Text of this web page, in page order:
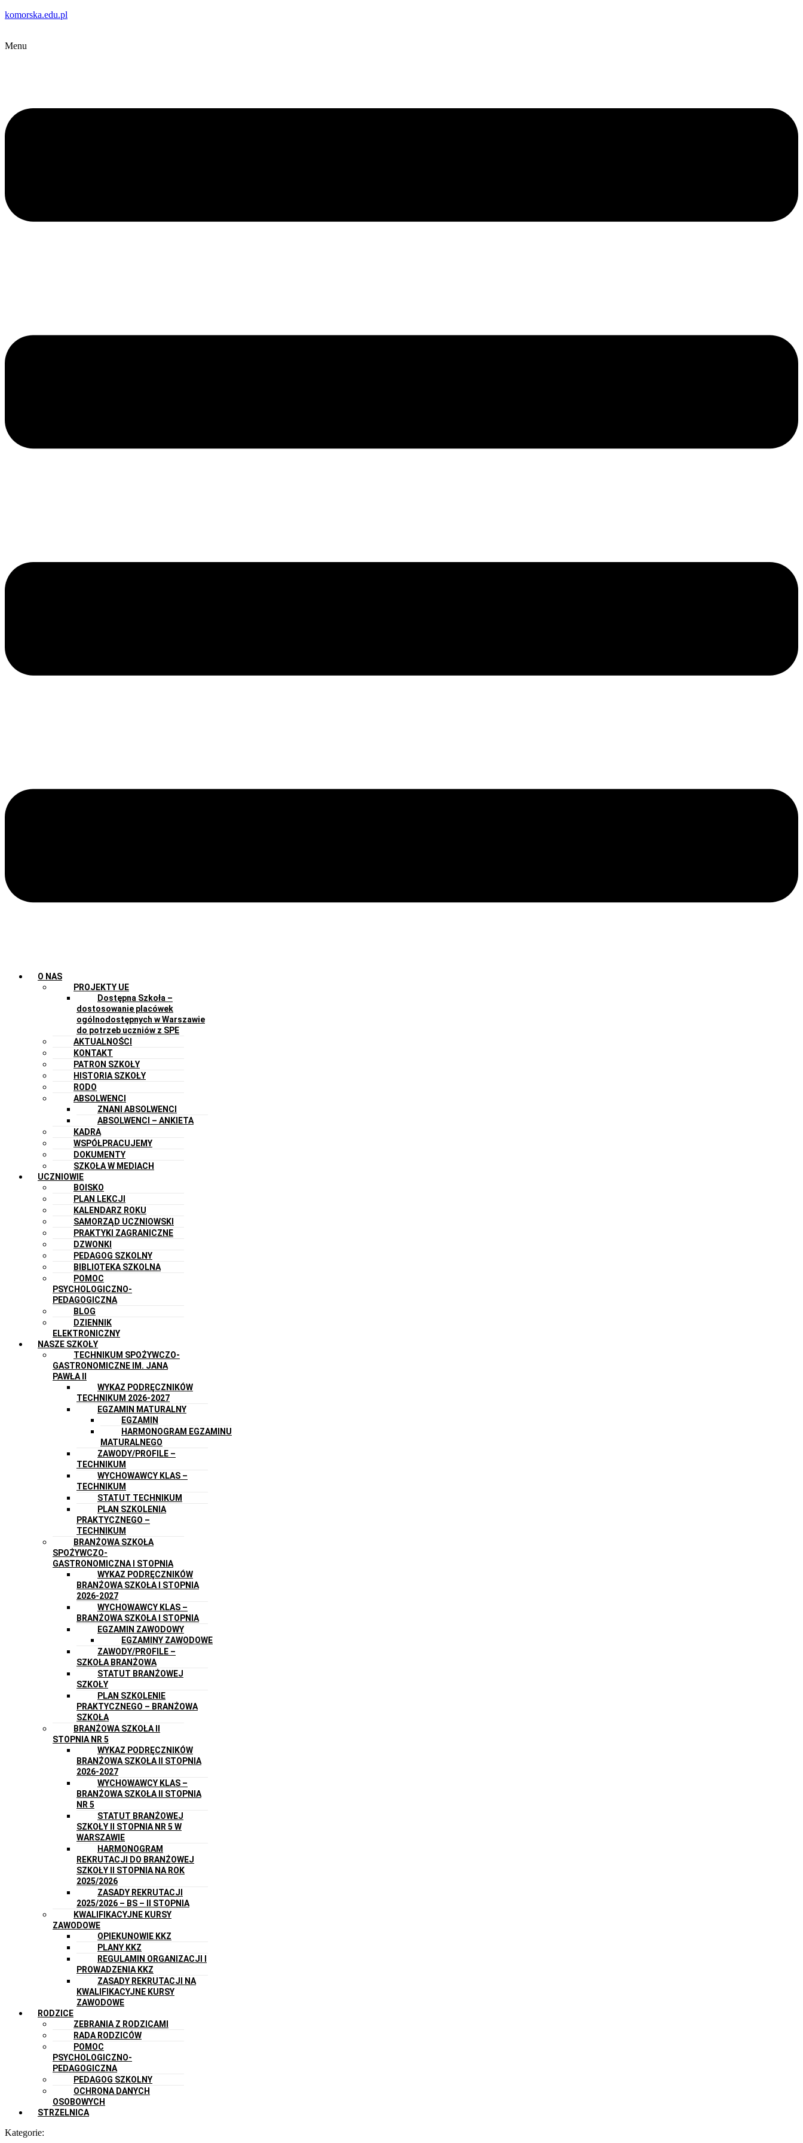
komorska.edu.pl
Menu
O NAS
PROJEKTY UE
Dostępna Szkoła –
dostosowanie placówek
ogólnodostępnych w Warszawie
do potrzeb uczniów z SPE
AKTUALNOŚCI
KONTAKT
PATRON SZKOŁY
HISTORIA SZKOŁY
RODO
ABSOLWENCI
ZNANI ABSOLWENCI
ABSOLWENCI – ANKIETA
KADRA
WSPÓŁPRACUJEMY
DOKUMENTY
SZKOŁA W MEDIACH
UCZNIOWIE
BOISKO
PLAN LEKCJI
KALENDARZ ROKU
SAMORZĄD UCZNIOWSKI
PRAKTYKI ZAGRANICZNE
DZWONKI
PEDAGOG SZKOLNY
BIBLIOTEKA SZKOLNA
POMOC
PSYCHOLOGICZNO-
PEDAGOGICZNA
BLOG
DZIENNIK
ELEKTRONICZNY
NASZE SZKOŁY
TECHNIKUM SPOŻYWCZO-
GASTRONOMICZNE IM. JANA
PAWŁA II
WYKAZ PODRĘCZNIKÓW
TECHNIKUM 2026-2027
EGZAMIN MATURALNY
EGZAMIN
HARMONOGRAM EGZAMINU
MATURALNEGO
ZAWODY/PROFILE –
TECHNIKUM
WYCHOWAWCY KLAS –
TECHNIKUM
STATUT TECHNIKUM
PLAN SZKOLENIA
PRAKTYCZNEGO –
TECHNIKUM
BRANŻOWA SZKOŁA
SPOŻYWCZO-
GASTRONOMICZNA I STOPNIA
WYKAZ PODRĘCZNIKÓW
BRANŻOWA SZKOŁA I STOPNIA
2026-2027
WYCHOWAWCY KLAS –
BRANŻOWA SZKOŁA I STOPNIA
EGZAMIN ZAWODOWY
EGZAMINY ZAWODOWE
ZAWODY/PROFILE –
SZKOŁA BRANŻOWA
STATUT BRANŻOWEJ
SZKOŁY
PLAN SZKOLENIE
PRAKTYCZNEGO – BRANŻOWA
SZKOŁA
BRANŻOWA SZKOŁA II
STOPNIA NR 5
WYKAZ PODRĘCZNIKÓW
BRANŻOWA SZKOŁA II STOPNIA
2026-2027
WYCHOWAWCY KLAS –
BRANŻOWA SZKOŁA II STOPNIA
NR 5
STATUT BRANŻOWEJ
SZKOŁY II STOPNIA NR 5 W
WARSZAWIE
HARMONOGRAM
REKRUTACJI DO BRANŻOWEJ
SZKOŁY II STOPNIA NA ROK
2025/2026
ZASADY REKRUTACJI
2025/2026 – BS – II STOPNIA
KWALIFIKACYJNE KURSY
ZAWODOWE
OPIEKUNOWIE KKZ
PLANY KKZ
REGULAMIN ORGANIZACJI I
PROWADZENIA KKZ
ZASADY REKRUTACJI NA
KWALIFIKACYJNE KURSY
ZAWODOWE
RODZICE
ZEBRANIA Z RODZICAMI
RADA RODZICÓW
POMOC
PSYCHOLOGICZNO-
PEDAGOGICZNA
PEDAGOG SZKOLNY
OCHRONA DANYCH
OSOBOWYCH
STRZELNICA
Kategorie: